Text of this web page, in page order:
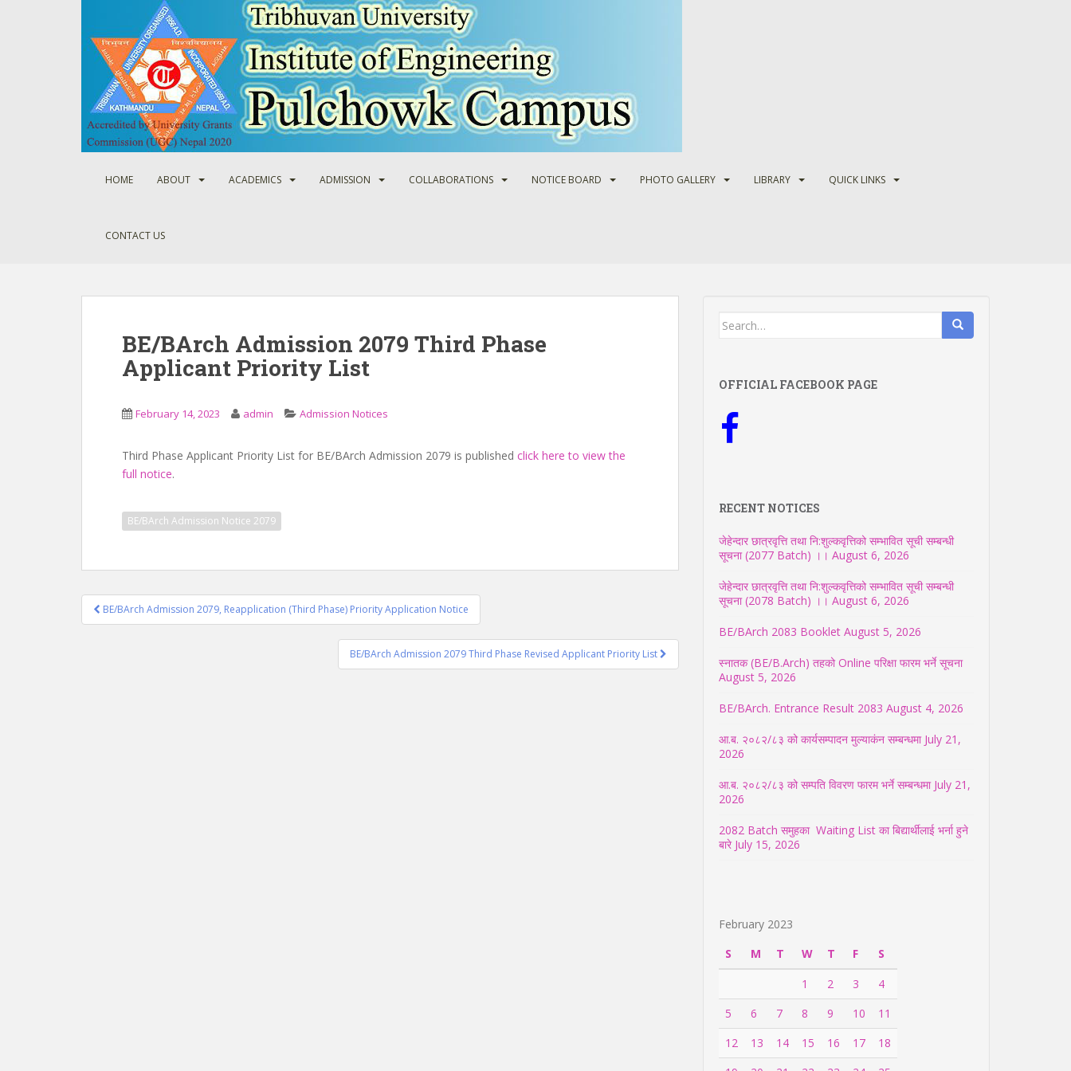
HOME ABOUT ACADEMICS ADMISSION COLLABORATIONS NOTICE BOARD PHOTO GALLERY LIBRARY QUICK LINKS
CONTACT US
BE/BArch Admission 2079 Third Phase
Applicant Priority List
February 14, 2023 admin Admission Notices
Third Phase Applicant Priority List for BE/BArch Admission 2079 is published click here to view the
full notice.
BE/BArch Admission Notice 2079
Post
navigation
BE/BArch Admission 2079, Reapplication (Third Phase) Priority Application Notice
BE/BArch Admission 2079 Third Phase Revised Applicant Priority List
Search
OFFICIAL FACEBOOK PAGE
RECENT NOTICES
जेहेन्दार छात्रवृत्ति तथा नि:शुल्कवृत्तिको सम्भावित सूची सम्बन्धी
सूचना (2077 Batch) ।। August 6, 2026
जेहेन्दार छात्रवृत्ति तथा नि:शुल्कवृत्तिको सम्भावित सूची सम्बन्धी
सूचना (2078 Batch) ।। August 6, 2026
BE/BArch 2083 Booklet August 5, 2026
स्नातक (BE/B.Arch) तहको Online परिक्षा फारम भर्ने सूचना
August 5, 2026
BE/BArch. Entrance Result 2083 August 4, 2026
आ.ब. २०८२/८३ को कार्यसम्पादन मुल्याकंन सम्बन्धमा July 21,
2026
आ.ब. २०८२/८३ को सम्पति विवरण फारम भर्ने सम्बन्धमा July 21,
2026
2082 Batch समुहका Waiting List का बिद्यार्थीलाई भर्ना हुने
बारे July 15, 2026
February 2023
S
M T W T F
S
1
2 3
4
5
6 7 8 9 10
11
12
13 14 15 16 17
18